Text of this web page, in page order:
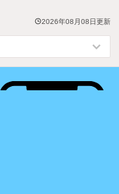
2026年08月08日更新